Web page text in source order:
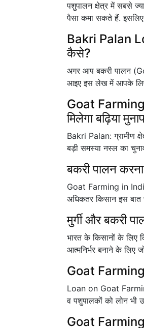
पशुपालन क्षेत्र में सबसे
पैसा कमा सकते हैं.
Bakri Palan
कैसे?
अगर आप बकरी पालन
आइए इस लेख में आपके
Goat Farming
मिलेगा बढ़िया
Bakri Palan: ग्रामीण
बड़ी समस्या नस्ल का
बकरी पालन
Goat Farming in
अधिकतर किसान इस
मुर्गी और बकरी
भारत के किसानों के लिए
आत्मनिर्भर बनाने के लिए
Goat Farming
Loan on Goat
व पशुपालकों को लोन भी
Goat Farming